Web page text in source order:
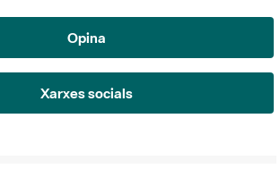
Opina
Xarxes socials